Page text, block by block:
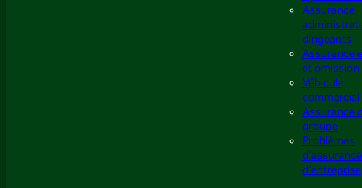
Assurance
dirigeants
Assurance
et omission
Véhicule
commercial
Assurance
groupe
Problèmes
d’entreprise